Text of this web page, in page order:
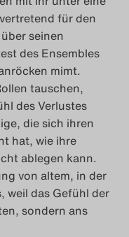
für den
seinen
des Ensembles
mimt.
tauschen,
des Verlustes
die sich ihren
hat, wie ihre
ablegen kann.
von altem, in der
weil das Gefühl der
sondern ans